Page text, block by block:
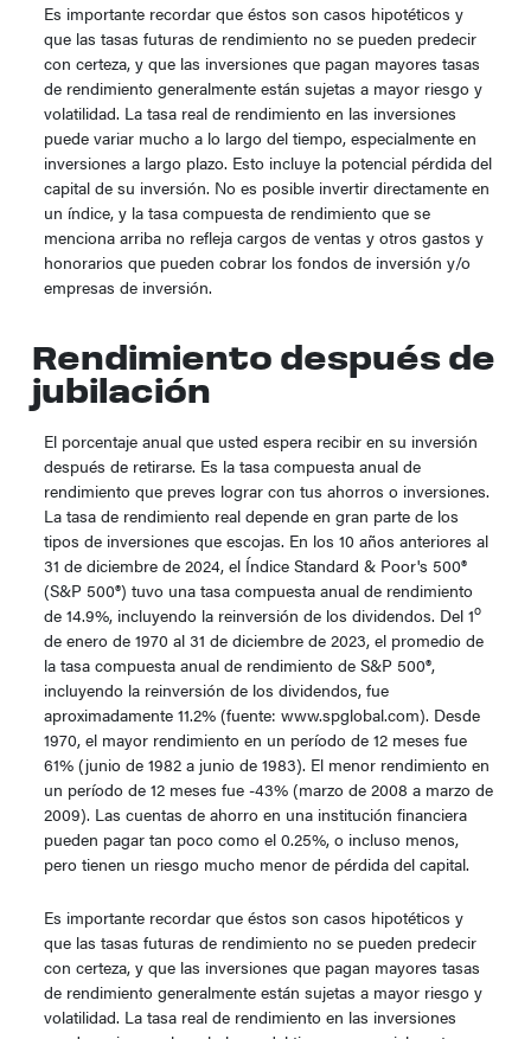
Es importante recordar que éstos son casos hipotéticos y
que las tasas futuras de rendimiento no se pueden predecir
con certeza, y que las inversiones que pagan mayores tasas
de rendimiento generalmente están sujetas a mayor riesgo y
volatilidad. La tasa real de rendimiento en las inversiones
puede variar mucho a lo largo del tiempo, especialmente en
inversiones a largo plazo. Esto incluye la potencial pérdida del
capital de su inversión. No es posible invertir directamente en
un índice, y la tasa compuesta de rendimiento que se
menciona arriba no refleja cargos de ventas y otros gastos y
honorarios que pueden cobrar los fondos de inversión y/o
empresas de inversión.
Rendimiento después de
jubilación
El porcentaje anual que usted espera recibir en su inversión
después de retirarse. Es la tasa compuesta anual de
rendimiento que preves lograr con tus ahorros o inversiones.
La tasa de rendimiento real depende en gran parte de los
tipos de inversiones que escojas. En los 10 años anteriores al
31 de diciembre de 2024, el Índice Standard & Poor's 500®
(S&P 500®) tuvo una tasa compuesta anual de rendimiento
de 14.9%, incluyendo la reinversión de los dividendos. Del 1o
de enero de 1970 al 31 de diciembre de 2023, el promedio de
la tasa compuesta anual de rendimiento de S&P 500®,
incluyendo la reinversión de los dividendos, fue
aproximadamente 11.2% (fuente: www.spglobal.com). Desde
1970, el mayor rendimiento en un período de 12 meses fue
61% (junio de 1982 a junio de 1983). El menor rendimiento en
un período de 12 meses fue -43% (marzo de 2008 a marzo de
2009). Las cuentas de ahorro en una institución financiera
pueden pagar tan poco como el 0.25%, o incluso menos,
pero tienen un riesgo mucho menor de pérdida del capital.
Es importante recordar que éstos son casos hipotéticos y
que las tasas futuras de rendimiento no se pueden predecir
con certeza, y que las inversiones que pagan mayores tasas
de rendimiento generalmente están sujetas a mayor riesgo y
volatilidad. La tasa real de rendimiento en las inversiones